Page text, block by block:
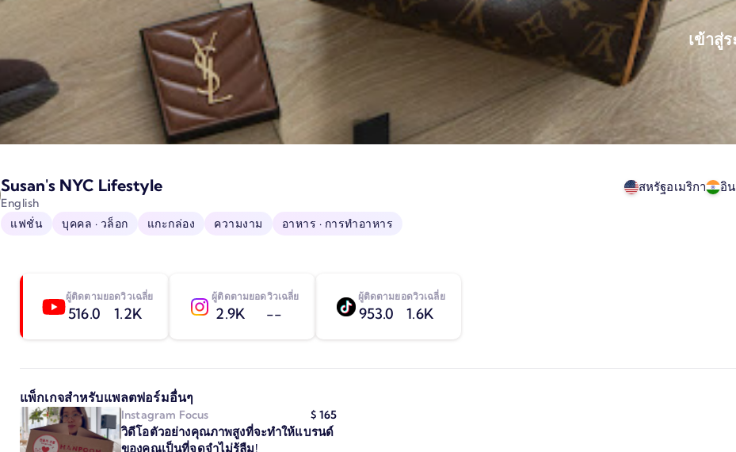
เข้าสู่
Susan's NYC Lifestyle สหรัฐอเมริกา อิ
English
แฟชั่น
บุคคล · วล็อก แกะกล่อง ความงาม อาหาร · การทำอาหาร
ผู้ติดตาม
516.0
ยอดวิวเฉลี่ย
1.2K
ผู้ติดตาม
2.9K
ยอดวิวเฉลี่ย
--
ผู้ติดตาม
953.0
ยอดวิวเฉลี่ย
1.6K
แพ็กเกจสำหรับแพลตฟอร์มอื่นๆ
Instagram Focus $ 165
วิดีโอตัวอย่างคุณภาพสูงที่จะทำให้แบรนด์
ของคุณเป็นที่จดจำไม่รู้ลืม!